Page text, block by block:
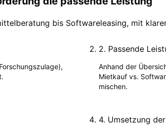
bis Softwareleasing, mit
2. Passende
Anhand der
Mietkauf vs.
mischen.
4. Umsetzung